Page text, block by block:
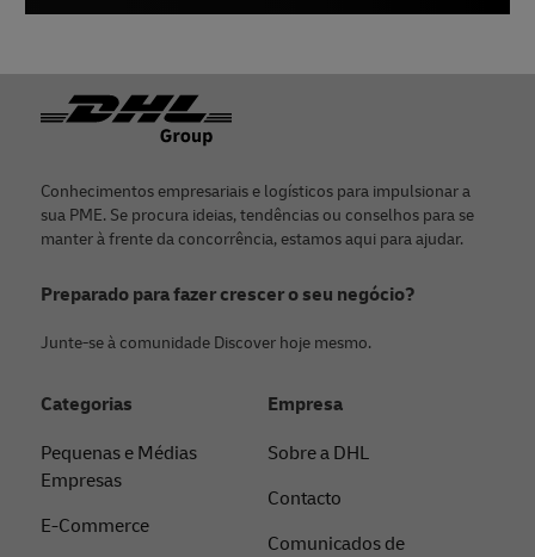
Rodapé
Conhecimentos empresariais e logísticos para impulsionar a
sua PME. Se procura ideias, tendências ou conselhos para se
manter à frente da concorrência, estamos aqui para ajudar.
Preparado para fazer crescer o seu negócio?
Junte-se à comunidade Discover hoje mesmo.
Categorias
Pequenas e Médias
Empresas
E-Commerce
Empresa
Sobre a DHL
Contacto
Comunicados de